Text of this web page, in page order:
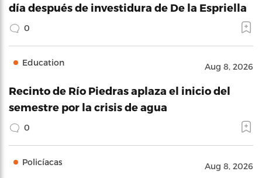
día después de investidura de De la Espriella
0
Education Aug 8, 2026
Recinto de Río Piedras aplaza el inicio del
semestre por la crisis de agua
0
Policíacas Aug 8, 2026